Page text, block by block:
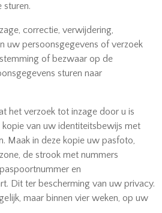
sturen.
correctie, verwijdering,
uw persoonsgegevens of verzoek
of bezwaar op de
sturen naar
het verzoek tot inzage door u is
kopie van uw identiteitsbewijs met
Maak in deze kopie uw pasfoto,
de strook met nummers
en
Dit ter bescherming van uw privacy.
maar binnen vier weken, op uw